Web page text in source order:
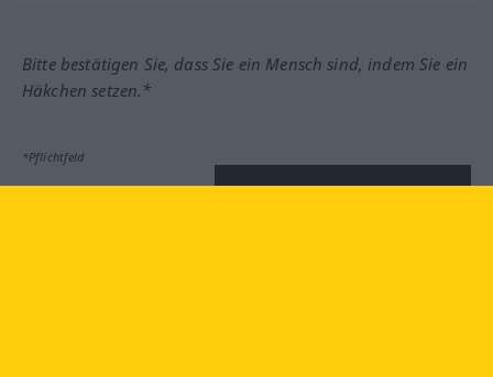
Bitte bestätigen Sie, dass Sie ein Mensch sind, indem Sie ein
Häkchen setzen.*
*Pflichtfeld
Feedback absenden